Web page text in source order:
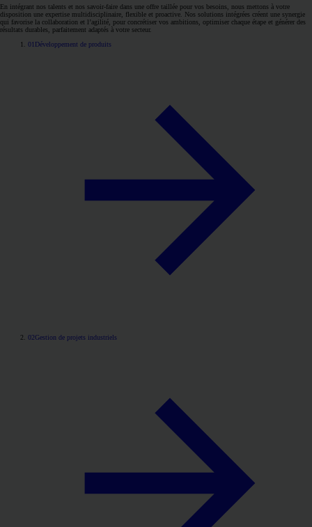
En intégrant nos talents et nos savoir-faire dans une offre taillée pour vos besoins, nous mettons à votre
disposition une expertise multidisciplinaire, flexible et proactive. Nos solutions intégrées créent une synergie
qui favorise la collaboration et l’agilité, pour concrétiser vos ambitions, optimiser chaque étape et générer des
résultats durables, parfaitement adaptés à votre secteur.
01 Développement de produits
02Gestion de projets industriels